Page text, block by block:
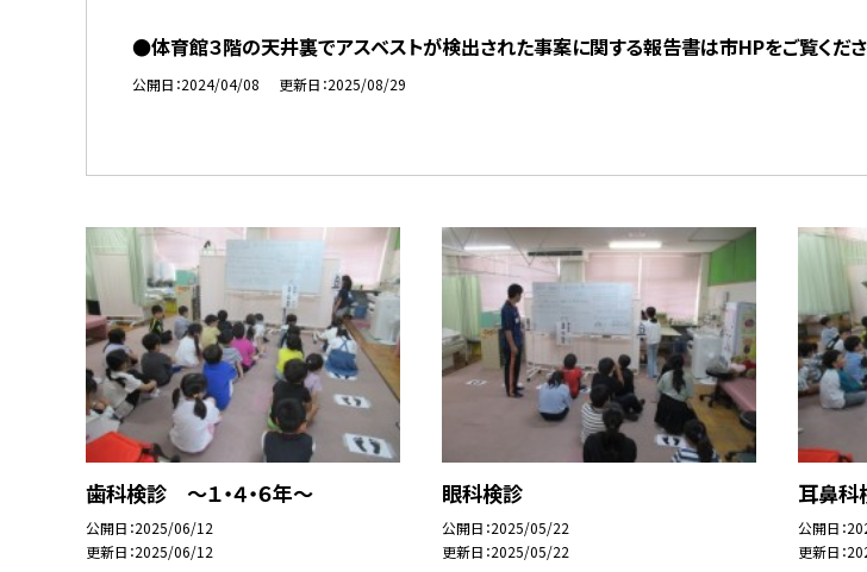
●体育館３階の天井裏でアスベストが検出された事案に関する報告書は市HPをご覧くださ
公開日 2024/04/08 更新日 2025/08/29
歯科検診 ～１・４・６年～
公開日 2025/06/12
更新日 2025/06/12
眼科検診
公開日 2025/05/22
更新日 2025/05/22
耳鼻科
公開日
更新日